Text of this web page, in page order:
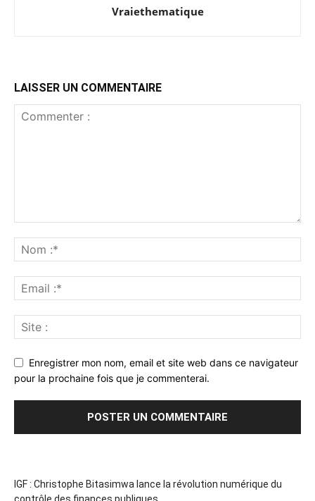
Vraiethematique
LAISSER UN COMMENTAIRE
Enregistrer mon nom, email et site web dans ce navigateur
pour la prochaine fois que je commenterai.
IGF : Christophe Bitasimwa lance la révolution numérique du